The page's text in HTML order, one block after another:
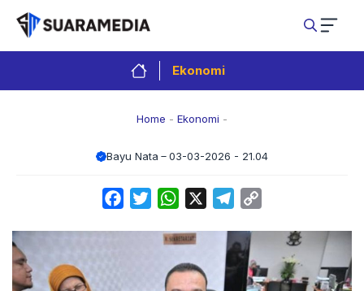
Langsung
isi
Ekonomi
Home - Ekonomi -
Bayu Nata 03-03-2026 - 21.04
FacebookTwitterWhatsApp Telegram